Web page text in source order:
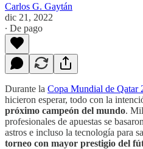
Carlos G. Gaytán
dic 21, 2022
∙ De pago
Durante la Copa Mundial de Qatar
hicieron esperar, todo con la
próximo campeón del mundo.
profesionales de apuestas se
astros e incluso la tecnología para
torneo con mayor prestigio del